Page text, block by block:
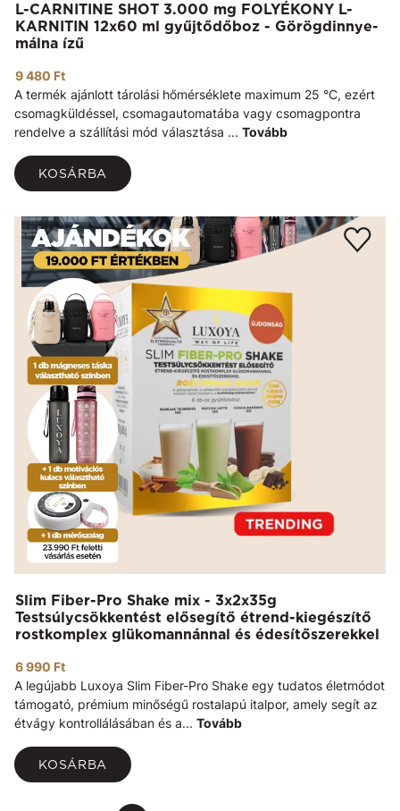
L-CARNITINE SHOT 3.000 mg FOLYÉKONY L-
KARNITIN 12x60 ml gyűjtődőboz - Görögdinnye-
málna ízű
9 480 Ft
A termék ajánlott tárolási hőmérséklete maximum 25 °C, ezért
csomagküldéssel, csomagautomatába vagy csomagpontra
rendelve a szállítási mód választása ... Tovább
KOSÁRBA
Slim Fiber-Pro Shake mix - 3x2x35g
Testsúlycsökkentést elősegítő étrend-kiegészítő
rostkomplex glükomannánnal és édesítőszerekkel
6 990 Ft
A legújabb Luxoya Slim Fiber-Pro Shake egy tudatos életmódot
támogató, prémium minőségű rostalapú italpor, amely segít az
étvágy kontrollálásában és a... Tovább
KOSÁRBA